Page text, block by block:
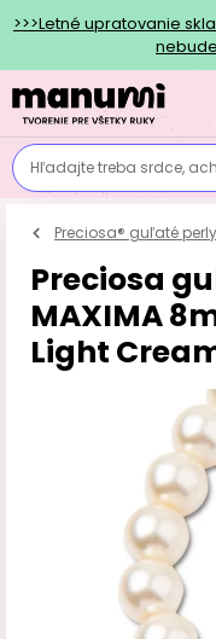
>>>Letné upratovanie
Hľadajte treba srdce,
Preciosa® guľaté perly
Preciosa
MAXIMA
Light